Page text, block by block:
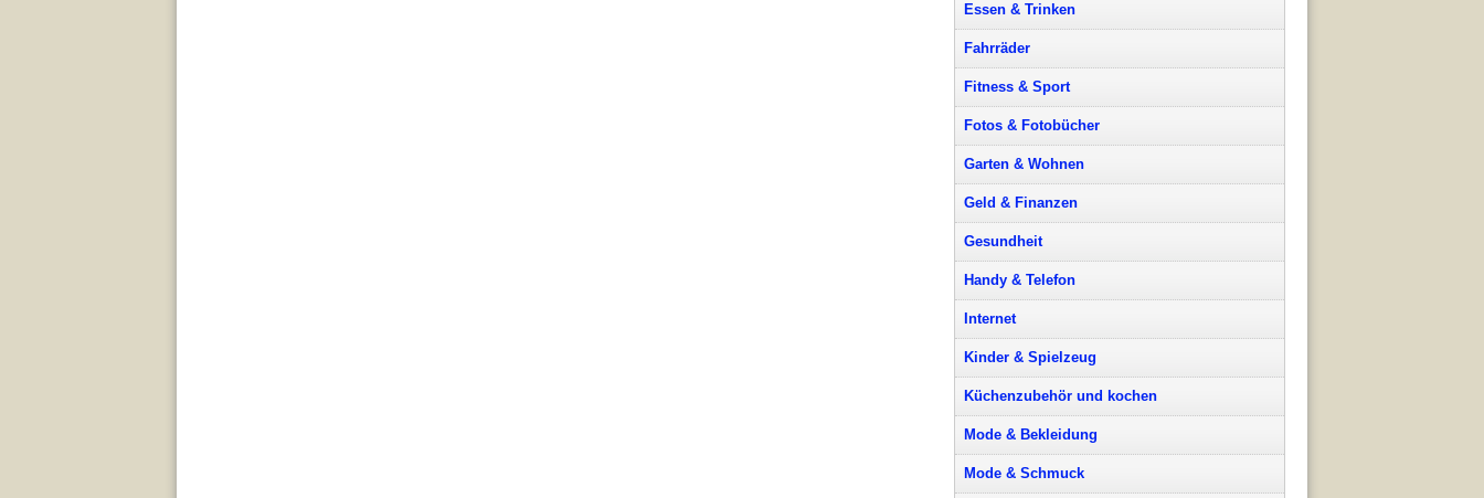
Essen & Trinken
Fahrräder
Fitness & Sport
Fotos & Fotobücher
Garten & Wohnen
Geld & Finanzen
Gesundheit
Handy & Telefon
Internet
Kinder & Spielzeug
Küchenzubehör und kochen
Mode & Bekleidung
Mode & Schmuck